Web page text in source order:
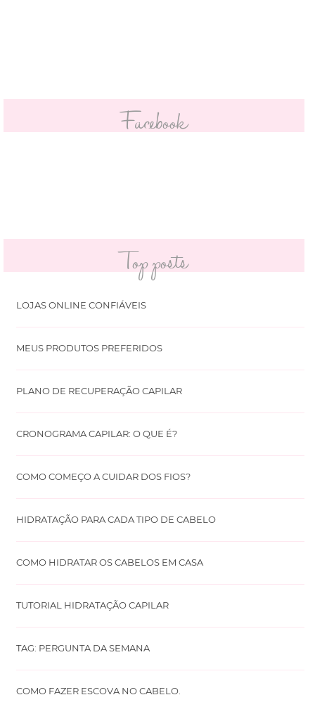
Facebook
Top posts
LOJAS ONLINE CONFIÁVEIS
MEUS PRODUTOS PREFERIDOS
PLANO DE RECUPERAÇÃO CAPILAR
CRONOGRAMA CAPILAR: O QUE É?
COMO COMEÇO A CUIDAR DOS FIOS?
HIDRATAÇÃO PARA CADA TIPO DE CABELO
COMO HIDRATAR OS CABELOS EM CASA
TUTORIAL HIDRATAÇÃO CAPILAR
TAG: PERGUNTA DA SEMANA
COMO FAZER ESCOVA NO CABELO.